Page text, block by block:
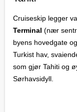
Cruiseskip legger
Terminal (nær
byens hovedgate
Turkist hav,
som gjør Tahiti og
Sørhavsidyll.